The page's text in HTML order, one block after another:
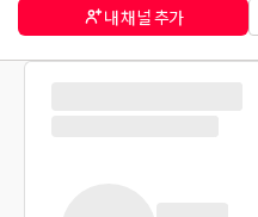
내 채널 추가